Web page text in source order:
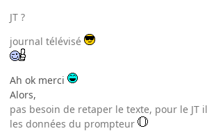
JT ?
journal télévisé
Ah ok merci
Alors,
pas besoin de retaper le texte, pour le JT
les données du prompteur